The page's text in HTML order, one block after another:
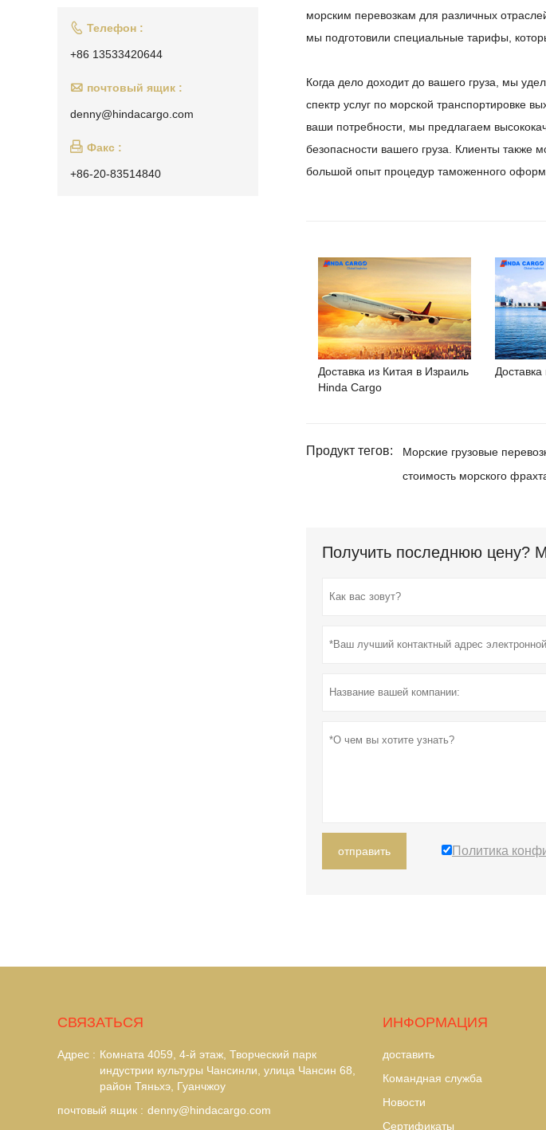
морским перевозкам для различных
мы подготовили специальные тарифы,
Когда дело доходит до вашего груза, мы
спектр услуг по морской транспортировке
ваши потребности, мы предлагаем
безопасности вашего груза. Клиенты также
большой опыт процедур таможенного
Доставка из Китая в Израиль
Hinda Cargo
Продукт тегов: Морские грузовые
стоимость морского
Получить последнюю цену?
отправить Политика
 Телефон :
+86 13533420644
 почтовый ящик :
denny@hindacargo.com
 Факс :
+86-20-83514840
CВЯЗАТЬСЯ
Адрес : Комната 4059, 4-й этаж, Творческий парк
индустрии культуры Чансинли, улица Чансин 68,
район Тяньхэ, Гуанчжоу
почтовый ящик : denny@hindacargo.com
ИНФОРМАЦИЯ
доставить
Командная служба
Hовости
Сертификаты